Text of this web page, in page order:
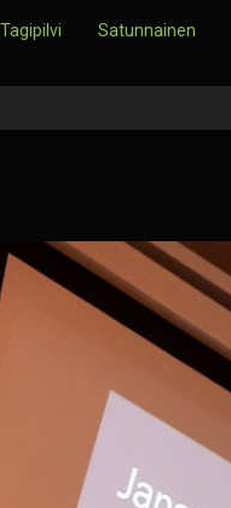
Tagipilvi Satunnainen